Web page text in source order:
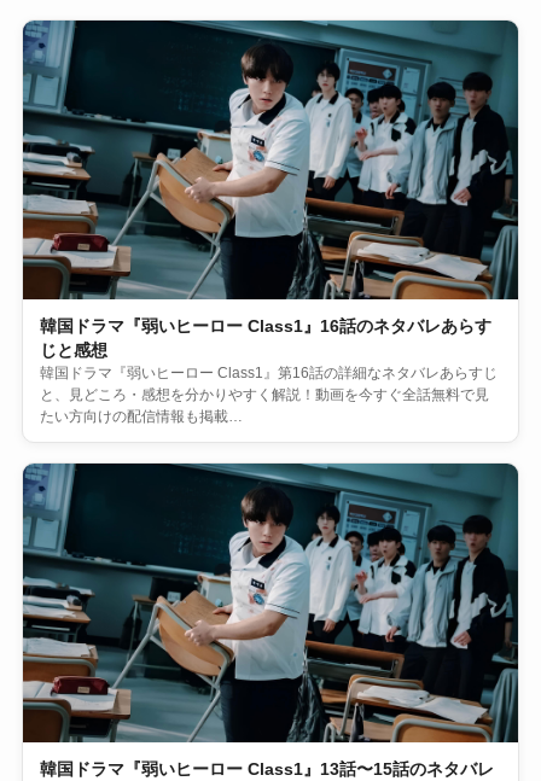
韓国ドラマ『弱いヒーロー Class1』16話のネタバレあらす
じと感想
韓国ドラマ『弱いヒーロー Class1』第16話の詳細なネタバレあらすじ
と、見どころ・感想を分かりやすく解説！動画を今すぐ全話無料で見
たい方向けの配信情報も掲載…
韓国ドラマ『弱いヒーロー Class1』13話〜15話のネタバレ